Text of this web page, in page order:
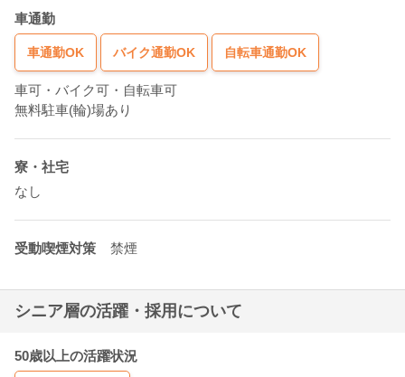
車通勤
車通勤OK バイク通勤OK 自転車通勤OK
車可・バイク可・自転車可
無料駐車(輪)場あり
寮・社宅
なし
受動喫煙対策 禁煙
シニア層の活躍・採用について
50歳以上の活躍状況